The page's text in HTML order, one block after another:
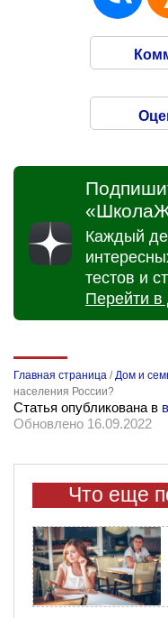
Каждый
тестов и
Перейти
Главная страница /Дом и
населения России?
Статья опубликована в
Обновлено 16.09.2022
Что еще